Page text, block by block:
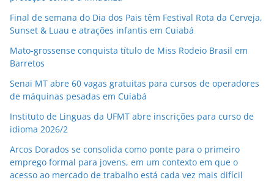
Final de semana do Dia dos Pais têm Festival Rota da Cerveja,
Sunset & Luau e atrações infantis em Cuiabá
Mato-grossense conquista título de Miss Rodeio Brasil em
Barretos
Senai MT abre 60 vagas gratuitas para cursos de operadores
de máquinas pesadas em Cuiabá
Instituto de Linguas da UFMT abre inscrições para curso de
idioma 2026/2
Arcos Dorados se consolida como ponte para o primeiro
emprego formal para jovens, em um contexto em que o
acesso ao mercado de trabalho está cada vez mais difícil